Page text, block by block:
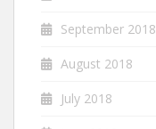
September 2018
August 2018
July 2018